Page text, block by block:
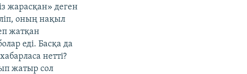
жарасқан» деген
оның нақыл
жатқан
еді. Басқа да
нетті?
жатыр сол